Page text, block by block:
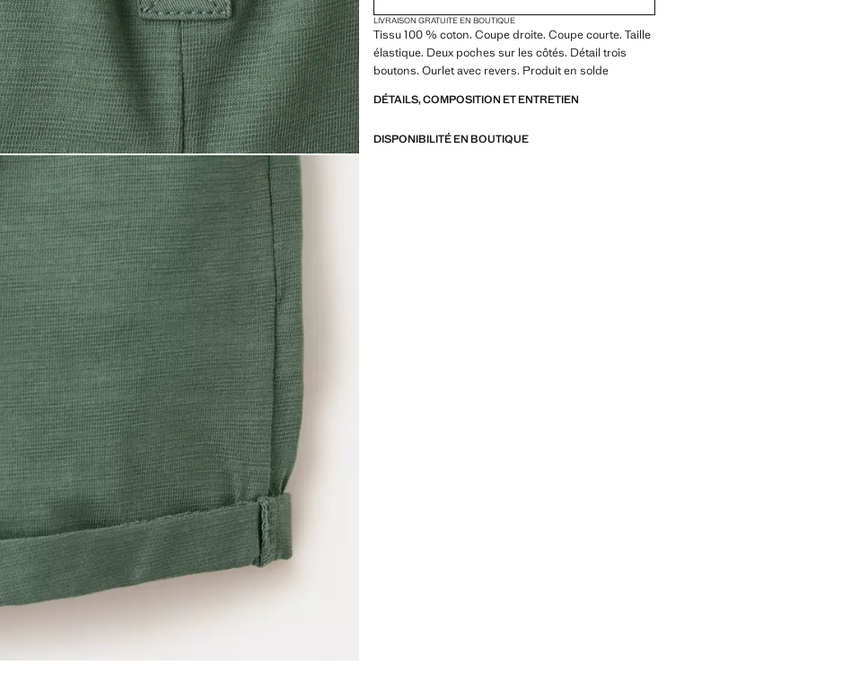
LIVRAISON GRATUITE EN BOUTIQUE
Tissu 100 % coton. Coupe droite. Coupe courte. Taille
élastique. Deux poches sur les côtés. Détail trois
boutons. Ourlet avec revers. Produit en solde
DÉTAILS, COMPOSITION ET ENTRETIEN
DISPONIBILITÉ EN BOUTIQUE